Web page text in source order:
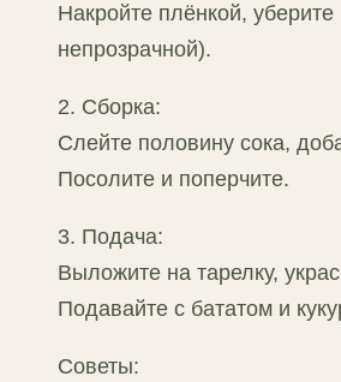
Накройте плёнкой,
непрозрачной).
2. Сборка:
Слейте половину сока,
Посолите и поперчите.
3. Подача:
Выложите на тарелку,
Подавайте с бататом и
Советы: